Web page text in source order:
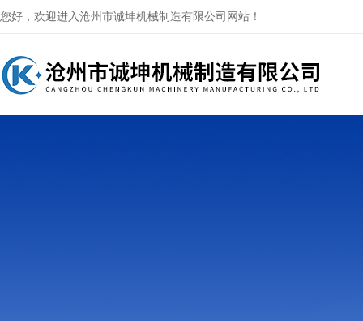
您好，欢迎进入沧州市诚坤机械制造有限公司网站！